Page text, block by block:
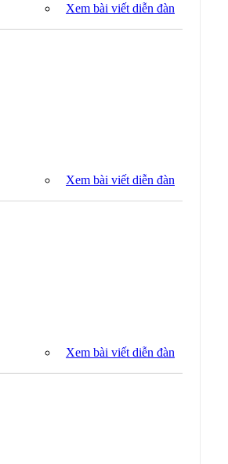
Xem bài viết diễn đàn
Xem bài viết diễn đàn
Xem bài viết diễn đàn